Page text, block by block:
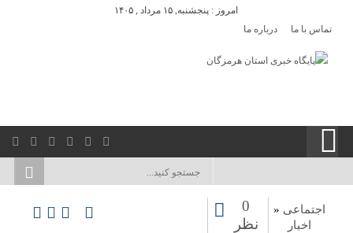
امروز : پنجشنبه, ۱۵ مرداد , ۱۴۰۵
تماس با ما
درباره ما
اجتماعی «
اخبار
0
نظر